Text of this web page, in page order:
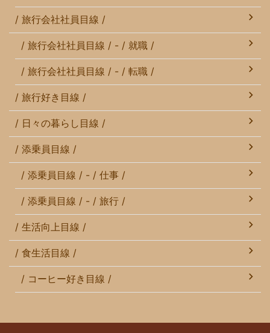
/ 旅行会社社員目線 /
/ 旅行会社社員目線 / - / 就職 /
/ 旅行会社社員目線 / - / 転職 /
/ 旅行好き目線 /
/ 日々の暮らし目線 /
/ 添乗員目線 /
/ 添乗員目線 / - / 仕事 /
/ 添乗員目線 / - / 旅行 /
/ 生活向上目線 /
/ 食生活目線 /
/ コーヒー好き目線 /